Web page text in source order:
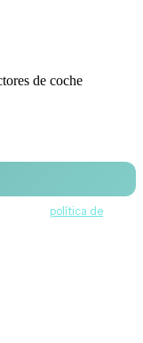
de coche
política de